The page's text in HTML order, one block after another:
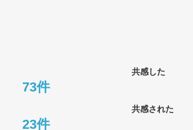
共感した
73件
共感された
23件